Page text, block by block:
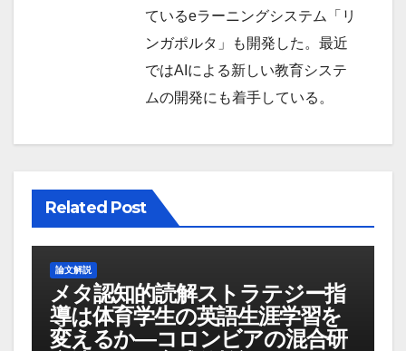
ているeラーニングシステム「リ
ンガポルタ」も開発した。最近
ではAIによる新しい教育システ
ムの開発にも着手している。
Related Post
論文解説
メタ認知的読解ストラテジー指
導は体育学生の英語生涯学習を
変えるか―コロンビアの混合研